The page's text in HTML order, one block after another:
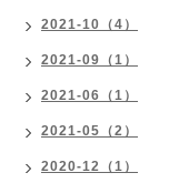
2021-10（4）
2021-09（1）
2021-06（1）
2021-05（2）
2020-12（1）